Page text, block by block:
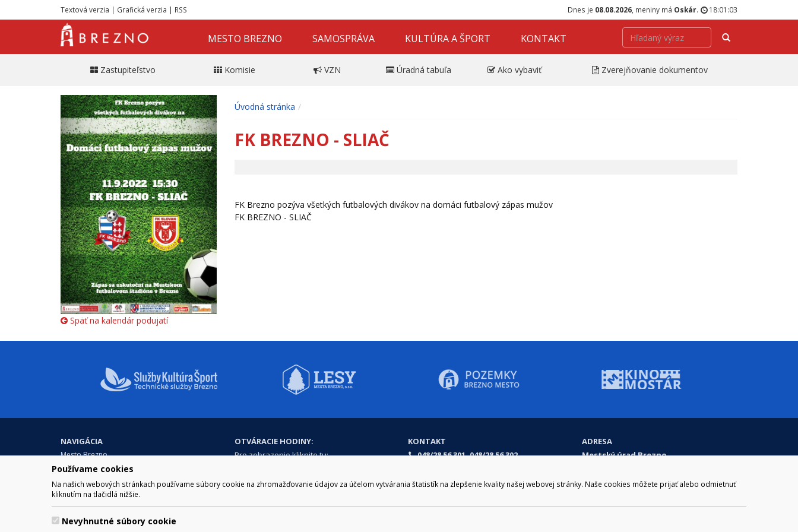
Používame cookies
Na našich webových stránkach používame súbory cookie na zhromažďovanie údajov za účelom vytvárania štatistík na zlepšenie kvality našej webovej stránky. Naše cookies môžete prijať alebo odmietnuť
kliknutím na tlačidlá nižšie.
Nevyhnutné súbory cookie
Textová verzia | Grafická verzia | RSS Dnes je 08.08.2026 , meniny má Oskár. 18:01:03
MESTO BREZNO SAMOSPRÁVA KULTÚRA A ŠPORT KONTAKT Hľadať
Zastupiteľstvo Komisie VZN Úradná tabuľa Ako vybaviť Zverejňovanie dokumentov
Späť na kalendár podujatí
Úvodná stránka
FK BREZNO - SLIAČ
FK Brezno pozýva všetkých futbalových divákov na domáci futbalový zápas mužov
FK BREZNO - SLIAČ
NAVIGÁCIA
Mesto Brezno
Samospráva
Kultúra a šport
Kontakt
OTVÁRACIE HODINY:
Pre zobrazenie kliknite tu:
Obedňajšia prestávka
KONTAKT
048/28 56 301, 048/28 56 302
ADRESA
Mestský úrad Brezno
Slovakia (Slovak Republic)